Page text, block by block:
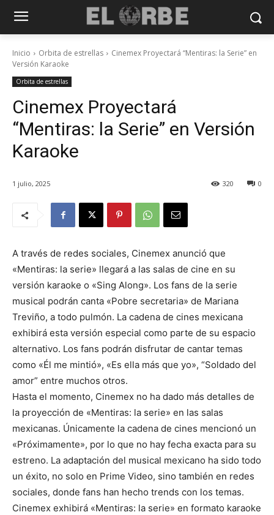
Inicio Orbita de estrellas
Cinemex Proyectará “Mentiras: la Serie” en
Versión Karaoke
Orbita de estrellas
Cinemex Proyectará
“Mentiras: la Serie” en Versión
Karaoke
1 julio, 2025 0
320
A través de redes sociales, Cinemex anunció que
«Mentiras: la serie» llegará a las salas de cine en su
versión karaoke o «Sing Along». Los fans de la serie
musical podrán canta «Pobre secretaria» de Mariana
Treviño, a todo pulmón. La cadena de cines mexicana
exhibirá esta versión especial como parte de su espacio
alternativo. Los fans podrán disfrutar de cantar temas
como «Él me mintió», «Es ella más que yo», “Soldado del
amor” entre muchos otros.
Hasta el momento, Cinemex no ha dado más detalles de
la proyección de «Mentiras: la serie» en las salas
mexicanas. Únicamente la cadena de cines mencionó un
«Próximamente», por lo que no hay fecha exacta para su
estreno. La adaptación del musical mexicano ha sido todo
un éxito, no solo en Prime Video, sino también en redes
sociales, donde fans han hecho trends con los temas.
Cinemex exhibirá «Mentiras: la serie» en formato karaoke